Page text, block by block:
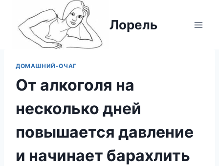
содержимому
Лорель
ДОМАШНИЙ-ОЧАГ
От алкоголя на
несколько дней
повышается давление
и начинает барахлить